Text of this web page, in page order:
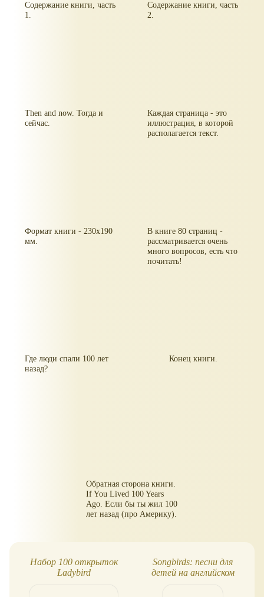
Содержание книги, часть
1.
Содержание книги, часть
2.
Then and now. Тогда и
сейчас.
Каждая страница - это
иллюстрация, в которой
располагается текст.
Формат книги - 230x190
мм.
В книге 80 страниц -
рассматривается очень
много вопросов, есть что
почитать!
Где люди спали 100 лет
назад?
Конец книги.
Обратная сторона книги.
If You Lived 100 Years
Ago. Если бы ты жил 100
лет назад (про Америку).
Набор 100 открыток
Ladybird
Songbirds: песни для
детей на английском